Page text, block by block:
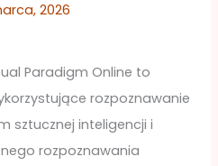
2026
Paradigm Online to
rozpoznawanie
sztucznej inteligencji i
rozpoznawania